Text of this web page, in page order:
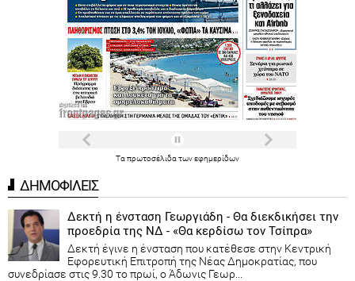
Τα πρωτοσέλιδα τωνεφημερίδων
ΔΗΜΟΦΙΛΕΙΣ
Δεκτή η ένσταση Γεωργιάδη - Θα διεκδικήσει την
προεδρία της ΝΔ - «Θα κερδίσω τον Τσίπρα»
Δεκτή έγινε η ένσταση που κατέθεσε στην Κεντρική
Εφορευτική Επιτροπή της Νέας Δημοκρατίας, που
συνεδρίασε στις 9.30 το πρωί, ο Άδωνις Γεωρ...